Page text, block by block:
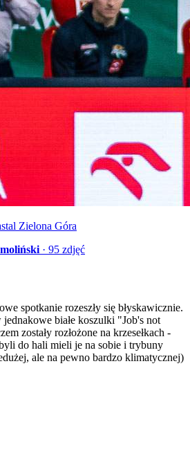
Zielona Góra
· 95 zdjęć
spotkanie rozeszły się błyskawicznie.
białe koszulki "Job's not
zostały rozłożone na krzesełkach -
do hali mieli je na sobie i trybuny
ale na pewno bardzo klimatycznej)